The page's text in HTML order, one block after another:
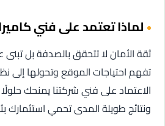
لماذا تعتمد على فني
ثقة الأمان لا تتحقق بالصدفة بل
تفهم احتياجات الموقع وتحولها إلى
الاعتماد على فني شركتنا يمنحك حلولًا
ونتائج طويلة المدى تحمي استثمارك